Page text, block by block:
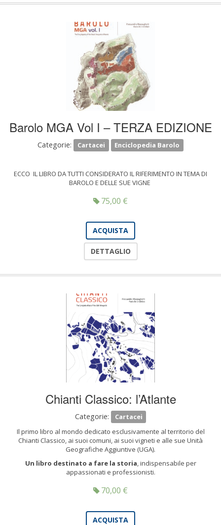
Barolo MGA Vol I – TERZA EDIZIONE
Categorie: Cartacei Enciclopedia Barolo
ECCO IL LIBRO DA TUTTI CONSIDERATO IL RIFERIMENTO IN TEMA DI
BAROLO E DELLE SUE VIGNE
75,00 €
ACQUISTA
DETTAGLIO
Chianti Classico: l’Atlante
Categorie:
Cartacei
Il primo libro al mondo dedicato esclusivamente al territorio del
Chianti Classico, ai suoi comuni, ai suoi vigneti e alle sue Unità
Geografiche Aggiuntive (UGA).
Un libro destinato a fare la storia, indispensabile per
appassionati e professionisti.
70,00 €
ACQUISTA